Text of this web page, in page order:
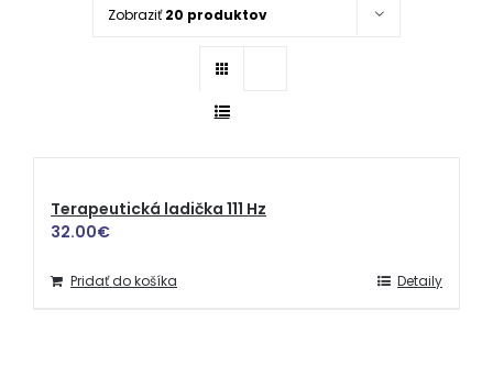
Zobraziť20 produktov
Terapeutická ladička 111 Hz
32.00€
Pridať do košíka Detaily